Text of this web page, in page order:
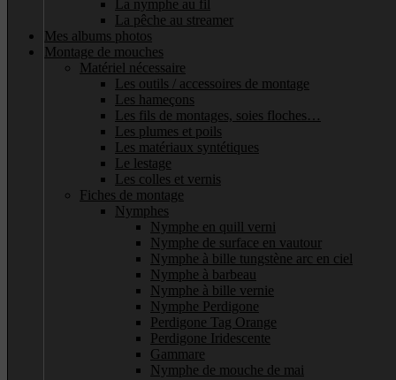
La nymphe au fil
La pêche au streamer
Mes albums photos
Montage de mouches
Matériel nécessaire
Les outils / accessoires de montage
Les hameçons
Les fils de montages, soies floches…
Les plumes et poils
Les matériaux syntétiques
Le lestage
Les colles et vernis
Fiches de montage
Nymphes
Nymphe en quill verni
Nymphe de surface en vautour
Nymphe à bille tungstène arc en ciel
Nymphe à barbeau
Nymphe à bille vernie
Nymphe Perdigone
Perdigone Tag Orange
Perdigone Iridescente
Gammare
Nymphe de mouche de mai